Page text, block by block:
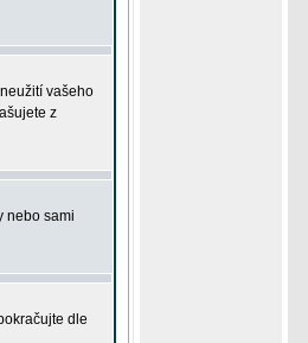
vašeho
z
nebo sami
dle